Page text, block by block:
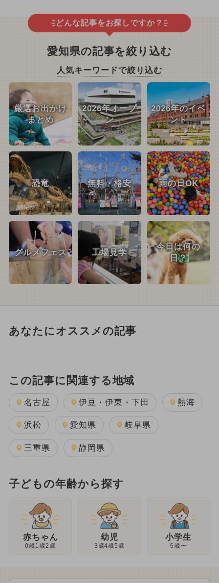
どんな記事をお探しですか？
愛知県の記事を絞り込む
人気キーワードで絞り込む
厳選お出かけ
まとめ
2026年オープ
ン
2026年のイベ
ント
恐竜 無料・格安 雨の日OK
グルメフェス 工場見学
今日は何の
日？
あなたにオススメの記事
この記事に関連する地域
名古屋 伊豆・伊東・下田 熱海
浜松 愛知県 岐阜県
三重県 静岡県
子どもの年齢から探す
赤ちゃん
0歳1歳2歳
幼児
3歳4歳5歳
小学生
6歳〜